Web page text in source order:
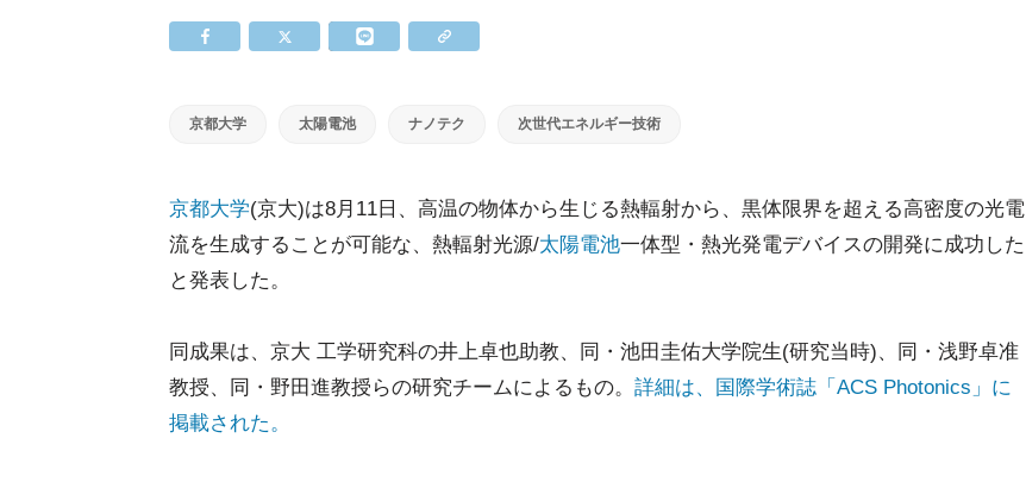
京都大学 太陽電池 ナノテク 次世代エネルギー技術
京都大学(京大)は8月11日、高温の物体から生じる熱輻射から、黒体限界を超える高密度の光電
流を生成することが可能な、熱輻射光源/太陽電池一体型・熱光発電デバイスの開発に成功した
と発表した。
同成果は、京大 工学研究科の井上卓也助教、同・池田圭佑大学院生(研究当時)、同・浅野卓准
教授、同・野田進教授らの研究チームによるもの。 詳細は、国際学術誌「ACS Photonics」に
掲載された。